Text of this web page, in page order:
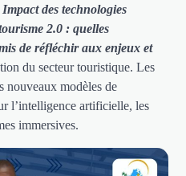
Impact des technologies
2.0 : quelles
de réfléchir aux enjeux et
du secteur touristique. Les
nouveaux modèles de
l’intelligence artificielle, les
immersives.